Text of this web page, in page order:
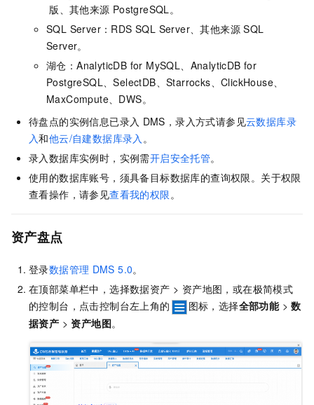
版 、其他来源 PostgreSQL。
SQL Server： RDS SQL Server 、其他来源 SQL
Server。
湖仓：AnalyticDB for MySQL
AnalyticDB for
PostgreSQL 、SelectDB 、Starrocks、ClickHouse
MaxCompute 、DWS。
待盘点的实例信息已录入 DMS，录入方式请参见云数据库录
入和他云/自建数据库录入 。
录入数据库实例时，实例需开启安全托管。
使用的数据库账号，须具备目标数据库的查询权限。关于权限
查看操作，请参见查看我的权限 。
资产盘点
登录数据管理 DMS 5.0。
在顶部菜单栏中，选择数据资产 > 资产地图，或在极简模式
的控制台，点击控制台左上角的
图标，选择全部功能 > 数
据资产 >资产地图。